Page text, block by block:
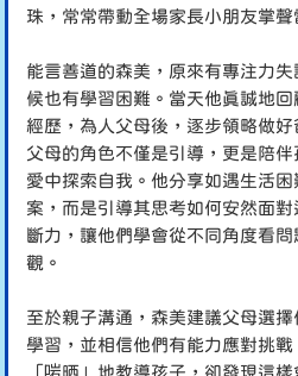
珠，常常帶動全場家長小朋友掌聲
能言善道的森美 ， 原來有專注力失
候也有學習困難 。 當天他真誠地
經歷，為人父母後，逐步領略做好
父母的角色不僅是引導，更是陪
愛中探索自我。他分享如遇生活困
案，而是引導其思考如何安然面
斷力，讓他們學會從不同角度看
觀。
至於親子溝通，森美建議父母選
學習，並相信他們有能力應對挑
「啱晒」地教導孩子，卻發現這